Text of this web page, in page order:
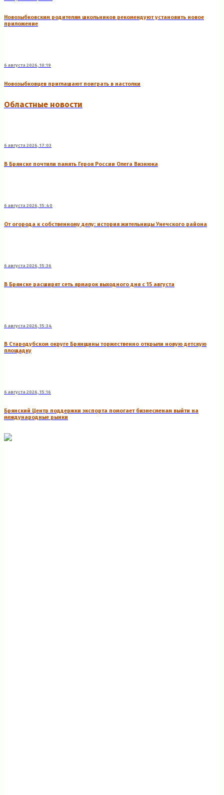
Новозыбковским родителям школьников рекомендуют установить новое
приложение
6 августа 2026, 10:19
Новозыбковцев приглашают поиграть в настолки
Областные новости
6 августа 2026, 17:03
В Брянске почтили память Героя России Олега Визнюка
6 августа 2026, 15:40
От огорода к собственному делу: история жительницы Унечского района
6 августа 2026, 15:36
В Брянске расширят сеть ярмарок выходного дня с 15 августа
6 августа 2026, 15:34
В Стародубском округе Брянщины торжественно открыли новую детскую
площадку
6 августа 2026, 15:16
Брянский Центр поддержки экспорта помогает бизнесменам выйти на
международные рынки